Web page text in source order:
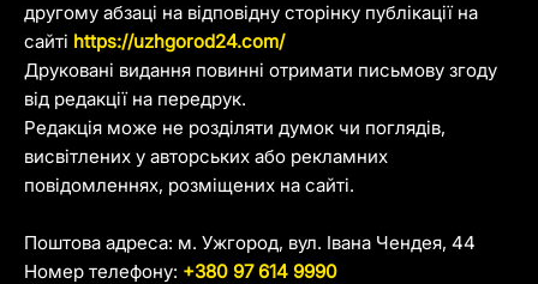
другому абзаці на відповідну сторінку публікації на
сайті https://uzhgorod24.com/
Друковані видання повинні отримати письмову згоду
від редакції на передрук.
Редакція може не розділяти думок чи поглядів,
висвітлених у авторських або рекламних
повідомленнях, розміщених на сайті.
Поштова адреса: м. Ужгород, вул. Івана Чендея, 44
Номер телефону: +380 97 614 9990